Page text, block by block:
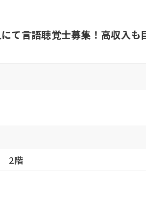
て言語聴覚士募集！高収入
2階